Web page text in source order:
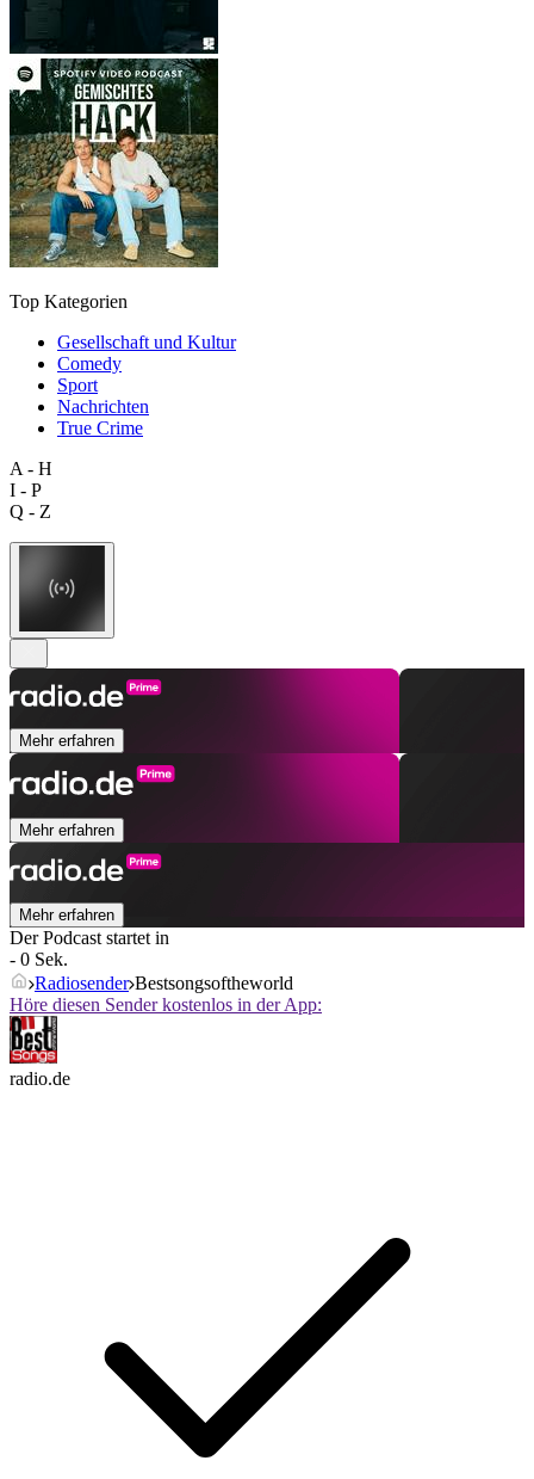
Top Kategorien
Gesellschaft und Kultur
Comedy
Sport
Nachrichten
True Crime
A - H
I - P
Q - Z
Mehr erfahren
Mehr erfahren
Mehr erfahren
Der Podcast startet in
- 0 Sek.
Radiosender Bestsongsoftheworld
Höre diesen Sender kostenlos in der App:
radio.de